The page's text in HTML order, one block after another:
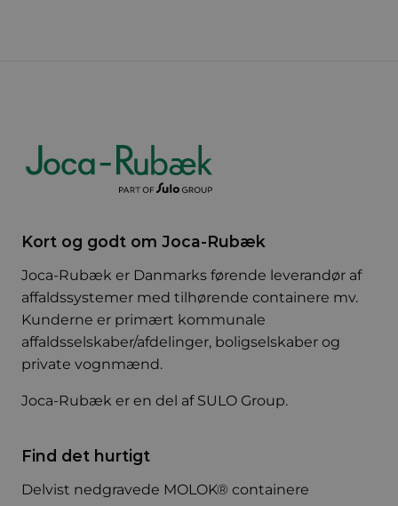
Kort og godt om Joca-Rubæk
Joca-Rubæk er Danmarks førende leverandør af
affaldssystemer med tilhørende containere mv.
Kunderne er primært kommunale
affaldsselskaber/afdelinger, boligselskaber og
private vognmænd.
Joca-Rubæk er en del af SULO Group.
Find det hurtigt
Delvist nedgravede MOLOK® containere